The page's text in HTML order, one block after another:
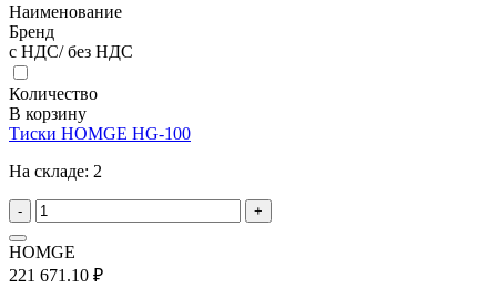
Наименование
Бренд
с НДС/ без НДС
Количество
В корзину
Тиски HOMGE HG-100
На складе: 2
- +
HOMGE
221 671.10 ₽